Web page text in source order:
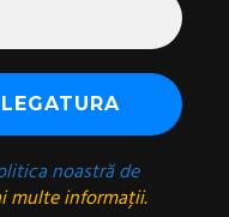
noastră de
multe informații.